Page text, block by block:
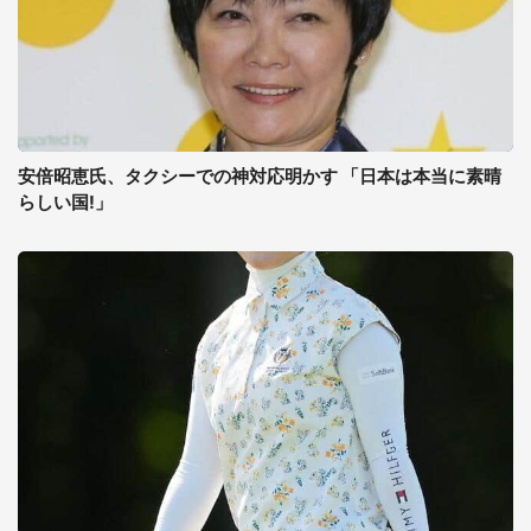
安倍昭恵氏、タクシーでの神対応明かす 「日本は本当に素晴
らしい国!」